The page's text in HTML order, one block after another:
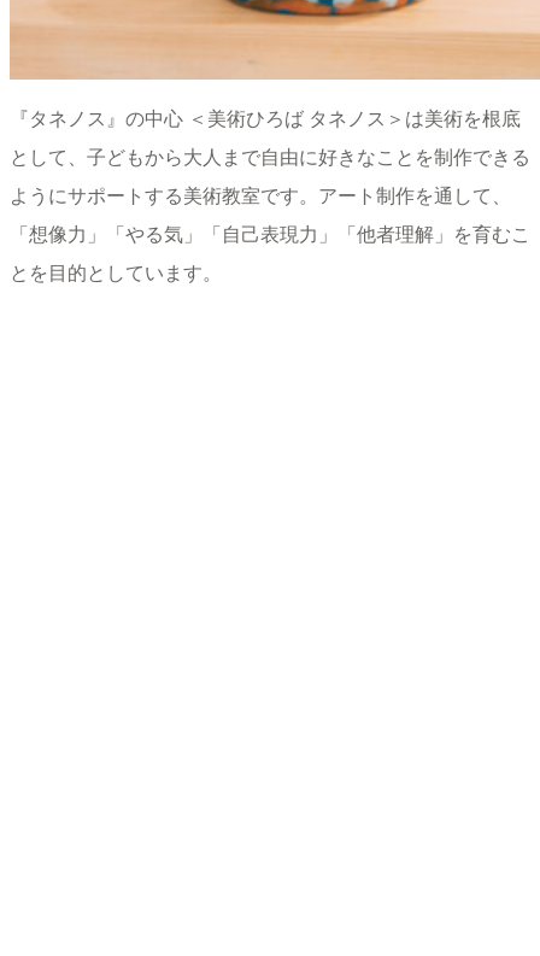
『タネノス』の中心 ＜美術ひろば タネノス＞は美術を根底
として、子どもから大人まで自由に好きなことを制作できる
ようにサポートする美術教室です。アート制作を通して、
「想像力」「やる気」「自己表現力」「他者理解」を育むこ
とを目的としています。